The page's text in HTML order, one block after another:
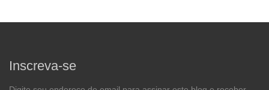
Inscreva-se